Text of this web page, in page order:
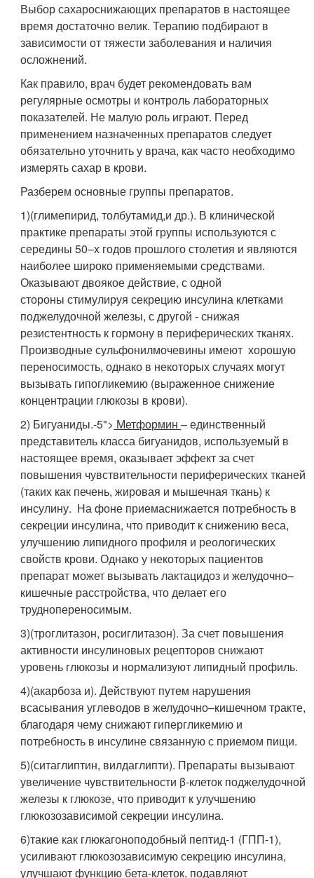
Выбор сахароснижающих препаратов в настоящее
время достаточно велик. Терапию подбирают в
зависимости от тяжести заболевания и наличия
осложнений.
Как правило, врач будет рекомендовать вам
регулярные осмотры и контроль лабораторных
показателей. Не малую роль играют. Перед
применением назначенных препаратов следует
обязательно уточнить у врача, как часто необходимо
измерять сахар в крови.
Разберем основные группы препаратов.
1)(глимепирид, толбутамид,и др.). В клинической
практике препараты этой группы используются с
середины 50–х годов прошлого столетия и являются
наиболее широко применяемыми средствами.
Оказывают двоякое действие, с одной
стороны стимулируя секрецию инсулина клетками
поджелудочной железы, с другой - снижая
резистентность к гормону в периферических тканях.
Производные сульфонилмочевины имеют хорошую
переносимость, однако в некоторых случаях могут
вызывать гипогликемию (выраженное снижение
концентрации глюкозы в крови).
2) Бигуаниды.-5"> Метформин– единственный
представитель класса бигуанидов, используемый в
настоящее время, оказывает эффект за счет
повышения чувствительности периферических тканей
(таких как печень, жировая и мышечная ткань) к
инсулину. На фоне приемаснижается потребность в
секреции инсулина, что приводит к снижению веса,
улучшению липидного профиля и реологических
свойств крови. Однако у некоторых пациентов
препарат может вызывать лактацидоз и желудочно–
кишечные расстройства, что делает его
труднопереносимым.
3)(троглитазон, росиглитазон). За счет повышения
активности инсулиновых рецепторов снижают
уровень глюкозы и нормализуют липидный профиль.
4)(акарбоза и). Действуют путем нарушения
всасывания углеводов в желудочно–кишечном тракте,
благодаря чему снижают гипергликемию и
потребность в инсулине связанную с приемом пищи.
5)(ситаглиптин, вилдаглипти). Препараты вызывают
увеличение чувствительности β-клеток поджелудочной
железы к глюкозе, что приводит к улучшению
глюкозозависимой секреции инсулина.
6)такие как глюкагоноподобный пептид-1 (ГПП-1),
усиливают глюкозозависимую секрецию инсулина,
улучшают функцию бета-клеток, подавляют